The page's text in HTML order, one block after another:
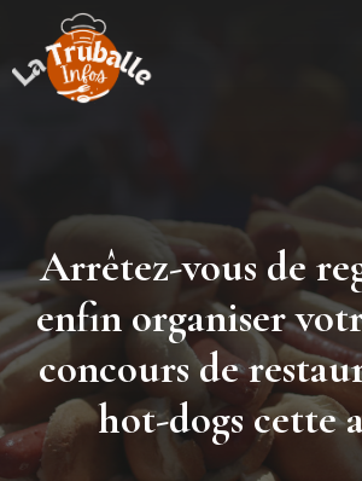
contenu
Arrêtez-vous de
enfin organiser
concours de
hot-dogs cette